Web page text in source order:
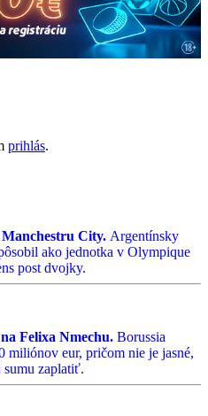
prihlás.
City. Argentínsky
ako jednotka v Olympique
post dvojky.
Felixa Nmechu. Borussia
miliónov eur, pričom nie je jasné,
sumu zaplatiť.